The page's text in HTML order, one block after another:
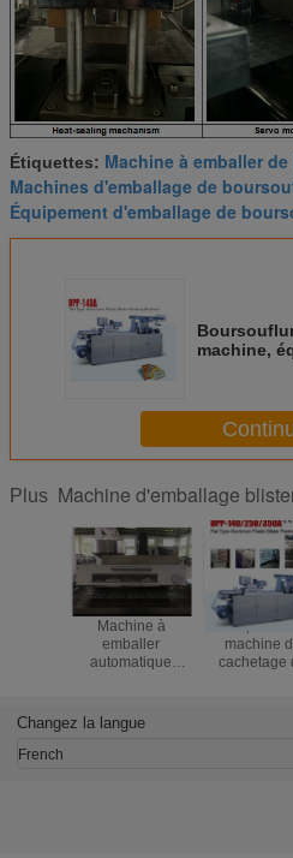
Étiquettes: Machine à emballer
Machines d'emballage de
Équipement d'emballage de
machine,
PLC
Plus Machine d'emballage
Machine à
emballer
automatique
le petit produit en
lots du laboratoire
Comprimés
machine
cachetage
Changez la langue
French